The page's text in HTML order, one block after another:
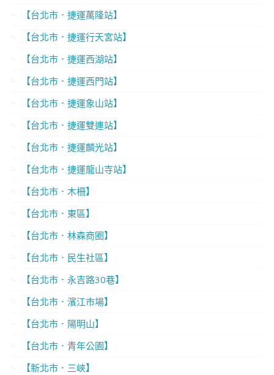
【台北市．捷運萬隆站】
【台北市．捷運行天宮站】
【台北市．捷運西湖站】
【台北市．捷運西門站】
【台北市．捷運象山站】
【台北市．捷運雙連站】
【台北市．捷運麟光站】
【台北市．捷運龍山寺站】
【台北市．木柵】
【台北市．東區】
【台北市．林森商圈】
【台北市．民生社區】
【台北市．永吉路30巷】
【台北市．濱江市場】
【台北市．陽明山】
【台北市．青年公園】
【新北市．三峽】